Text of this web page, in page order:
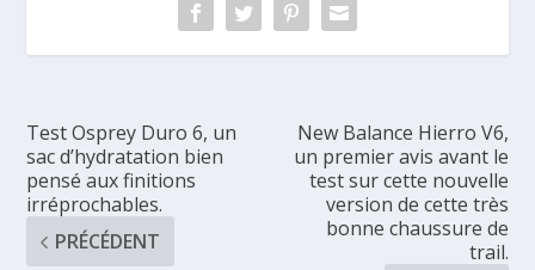
Test Osprey Duro 6, un
sac d’hydratation bien
pensé aux finitions
irréprochables.
PRÉCÉDENT
New Balance Hierro V6,
un premier avis avant le
test sur cette nouvelle
version de cette très
bonne chaussure de
trail.